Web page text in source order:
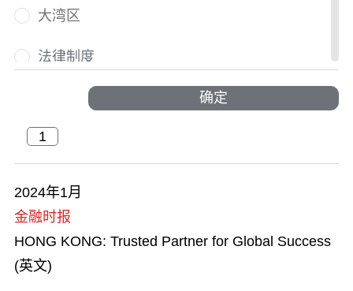
确定
大湾区
法律制度
国际人才荟萃
国际盛事
活力澎湃
交通及物流
2024年1月
金融时报
HONG KONG: Trusted Partner for Global Success
(英文)